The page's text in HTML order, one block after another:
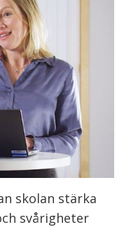
skolan stärka
svårigheter